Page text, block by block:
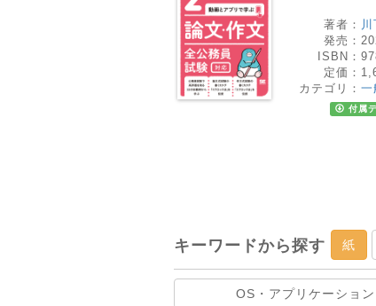
著者：
発売：
ISBN：
定価：
カテゴリ： 一
付属
キーワードから探す 紙
OS・アプリケーション